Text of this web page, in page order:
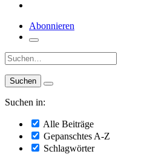
Abonnieren
Suche:
Suchen in:
Alle Beiträge
Gepanschtes A-Z
Schlagwörter